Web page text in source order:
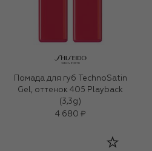
Помада для губ TechnoSatin
Gel, оттенок 405 Playback
(3,3g)
4 680 ₽